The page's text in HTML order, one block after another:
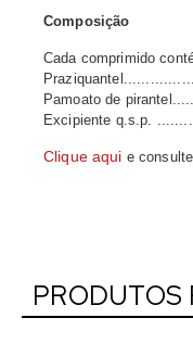
Composição
Cada comprimido
Pamoato de
Excipiente q.s.p.
Clique aqui e